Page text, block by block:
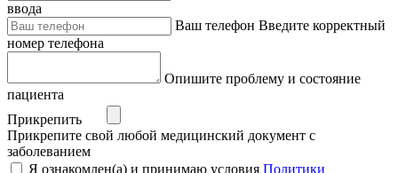
ввода
Ваш телефон Введите корректный
номер телефона
Опишите проблему и состояние
пациента
Прикрепить
Прикрепите свой любой медицинский документ с
заболеванием
Я ознакомлен(а) и принимаю условия Политики